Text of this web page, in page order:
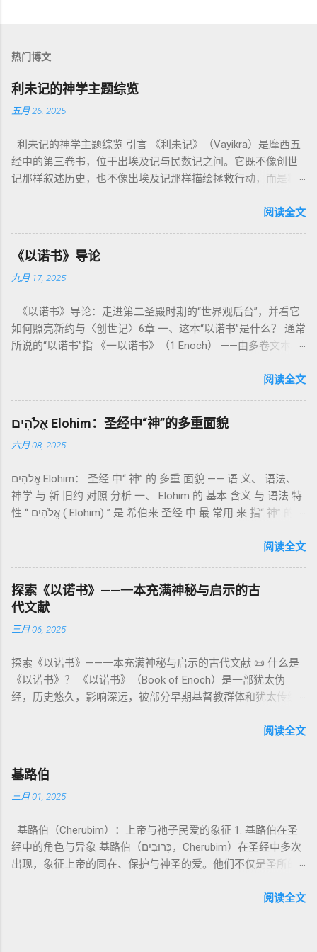
热门博文
利未记的神学主题综览
五月 26, 2025
利未记的神学主题综览 引言 《利未记》（Vayikra）是摩西五
经中的第三卷书，位于出埃及记与民数记之间。它既不像创世
记那样叙述历史，也不像出埃及记那样描绘拯救行动，而是将
内容看似仪式化，《利未记》却揭示了 神的临在如何规范人类
为我耶和华你们的神是圣洁的。”（利未记19:2） 这节经文构成
整卷书的中心神学。希伯来文“קָדוֹשׁ”（kadosh）不仅意味着道
德上的圣洁，更意味着“分别出来”、“归属于神”。 《利未记》教
中活出“圣洁”。圣洁不仅是内心态度，更是生活方式。 二、献
祭制度：与神相交的通道 前七章详细描述五种祭： 燔祭
（olah）：全然献上，象征奉献与赎罪； 素祭 （minchah）：
团契的象征； 赎罪祭 （chatat）：针对无意之罪的遮盖； 赎愆
祭 （asham）：针对特定罪行的赔偿与赎回。 这些制度不是单
纯宗教仪式，而是 神提供给罪人恢复关系的方式 。 希伯来文
祂的子民得洁净并维系同在。 三、祭司制度与敬拜秩序 亚伦与
记》强调他们的洁净、服饰、行为都必须与神的圣洁相称。 祭
司是 圣所的看守者、律法的教导者与百姓的代求者 。他们的失
败（如拿答与亚比户擅献凡火）立刻带来神的审判（利10
限 第11–15章讲述关于食物、疾病（如大麻风）、体液等“洁净
与不洁”的律例。其目的不是为了迷信或隔离，而是建立 圣洁与
秩序感 ，帮助以色列人活在神的同在中。 “洁净”不是等同于“无
罪”，而是不妨碍与神交往的状态。圣所是神居住之地，进入必
16章描述每年一次的“赎罪日”（Yom Kippur），大祭司进入至
圣所，用血为圣所与百姓遮罪。 这是整卷《利未记》的神学中
心： 神愿意居住在人中间； 罪必须被遮盖才能维持这同在；
神主动提供遮罪之道（两个祭牲，特别是“为耶和华”的与“归于
亚撒泻勒”的）。 这预表...
阅读全文
《以诺书》导论
九月 17, 2025
《以诺书》导论：走进第二圣殿时期的“世界观后台”，并看它
如何照亮新约与〈创世记〉6章 一、这本“以诺书”是什么？ 通常
所说的“以诺书”指 《一以诺书》（1 Enoch） ——由多卷文本构
世纪），虽不在犹太/基督教主流正典之内（ 埃塞俄比亚正教
吉兹语（埃塞俄比亚语） 保存， 死海古卷 出土了多份 阿拉姆
语 残卷，另有 希腊文 片段，显示其广泛流传。 《一以诺书》
大体由五部分组成（作者与年代各异）： 《守望者之书》（1–
通婚、巨人（尼非利人）的出现，以及神对其囚禁与审判。
《比喻/相似喻之书》（37–71） ：频繁出现“ 那位人子/拣选
者/义者 ”，刻画末世审判与王权。 《天文之书》（72–82） ：
：以异象回顾以色列史并预示末世。 《以诺书信》（91–108）
：智慧训诫、“祸哉”、义人与恶人的结局等。 提示：另有《二
以诺书》（斯拉夫文）与《三以诺书》（希伯来文），属更晚
期以诺传统，不等同于《一以诺书》。 二、为什么重要？——
它是新约作者与读者共享的“语境词典” 1）新约中的直接/间接
呼应 犹大书14–15 几乎逐字引 1 Enoch 1:9（“主带着千万圣者
的“深渊囚禁”叙事共振。 彼后2:4 用“ 他他路斯 （Tartarus）”指
天使囚禁之所，贴近以诺传统语境。 福音书/启示录 中的“ 人子
来临与天使同来、坐在荣耀宝座审判列国 ”（太24–25；启1、
观 ：以诺将“巨人之灵”为游行污灵的渊源学解释，补给了新约
驱魔叙事背后的“灵界词库”（可1、路8；亦参弗6:12“执政掌
权”）。 阴间与审判意象 ：Sheol 的分区、册卷与火刑等图像，
：以诺传统对压迫者的“祸哉”，与 雅各书 对不义富者的警告
（雅5）形成呼应。 ...
阅读全文
אֱלֹהִים Elohim：圣经中“神”的多重面貌
六月 08, 2025
אֱלֹהִים Elohim： 圣经 中“ 神” 的 多重 面貌 —— 语 义、 语法、
神学 与 新 旧约 对照 分析 一、 Elohim 的 基本 含义 与 语法 特
性 “ אֱלֹהִים ( Elohim) ” 是 希伯来 圣经 中 最 常用 来 指“ 神” 的
者”。 ✦ 语法 现象： Elohim 是 一个 复数 形式 （“- im” 后
世 记 1: 1）； 在 其他 语 境 中也 可 用于 复数 意义， 如 指 多
神、 属 灵 存在、 审判 官 等； 因此， 需 借助 上下文 判断 语
义 和 神学 定位 。 二、 希伯来 圣经 中 Elohim 的 主要 用法 与
示例 分类 类型 用法 说明 示例 经文 含义 1. 真神 指 以色列 的
所 崇拜 的 神祇 出 20: 3 假 神/ 偶像（ gods） 3. 属 灵 存在
神 的 众 子、 天使、 神圣 议会 成员 诗 82: 1, 申 32: 8– 9
神圣 存在（ divine beings） 4. 法官 被 委托 施行 神 审判者 出
权 代表 受托 执行 神 旨意 的 人（ 如 摩西） 出 7: 1 神 的 代言
人（ divine proxy） 6. 强调 威严 复数 形式 强调 尊贵 超自然 的
显现 撒 上 28: 13 灵界 显现 或 尊称（ majestic plural） 三、
每一 类 的 代表 经文 解读 1. 真神 的 独 一 性（ 创世 记 1: 1） “
בְּרֵאשִׁית בָּרָא אֱלֹהִים...” “ 起初， 神（ Elohim） 创造 天地。” 尽
语法 结构 显示 这 是在 强调 一位 ...
阅读全文
探索《以诺书》——一本充满神秘与启示的古
代文献
三月 06, 2025
探索《以诺书》——一本充满神秘与启示的古代文献 📜 什么是
《以诺书》？ 《以诺书》（Book of Enoch）是一部犹太伪
经，历史悠久，影响深远，被部分早期基督教群体和犹太传统
的曾祖父——的名义写成，包含大量关于天使、堕落、审判和弥
行，神将他取去，他就不在世了。” 这一神秘的记载激发了后世
关于以诺与神的关系、天国奥秘的丰富想象。《以诺书》便是
这种想象的结晶。 📖《以诺书》的主要内容 《以诺书》并非一
之书》（1 Enoch 1-36） 讲述堕落天使（守望者，Watchers）
如何违背神的命令，与人类女子结合，生下巨人（Nephilim）。
这些天使教授人类各种知识，如金属锻造、药草使用和占星
洪水洁净世界。 这一描述与《创世记 6:1-4》的“神的众子”相呼
阅读全文
基路伯
三月 01, 2025
基路伯（Cherubim）：上帝与祂子民爱的象征 1. 基路伯在圣
经中的角色与异象 基路伯（כְּרוּבִים，Cherubim）在圣经中多次
出现，象征上帝的同在、保护与神圣的爱。他们不仅是圣所的
护者 在《创世记》3:24中，基路伯首次出现，被安置在伊甸园
阅读全文